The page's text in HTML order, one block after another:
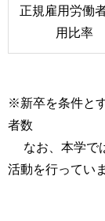
正規雇用労働
用比
※新卒を条件と
者数
なお、本学で
活動を行っていま